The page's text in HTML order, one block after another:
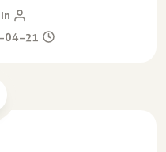
Web Admin
2026-04-21 18:23:00